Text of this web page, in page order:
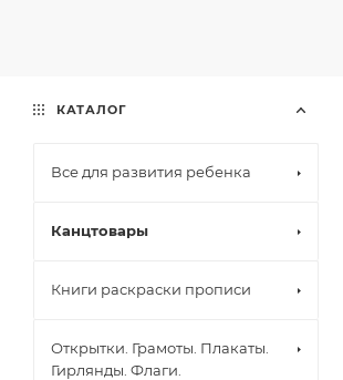
КАТАЛОГ
Все для развития ребенка
Канцтовары
Книги раскраски прописи
Открытки. Грамоты. Плакаты.
Гирлянды. Флаги.